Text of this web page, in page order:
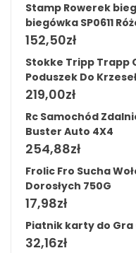
Stamp Rowerek
biegówka SP0611
152,50zł
Stokke Tripp Trapp
Poduszek Do
219,00zł
Rc Samochód
Buster Auto 4X4
254,88zł
Frolic Fro Sucha
Dorosłych 750G
17,98zł
Piatnik karty do Gra
32,16zł